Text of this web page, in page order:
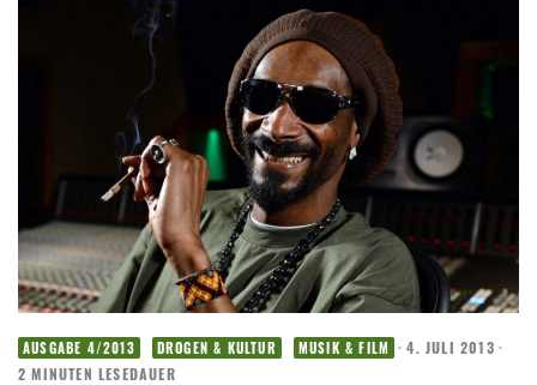
AUSGABE 4/2013 DROGEN & KULTUR MUSIK & FILM · 4. JULI 2013 ·
2 MINUTEN LESEDAUER